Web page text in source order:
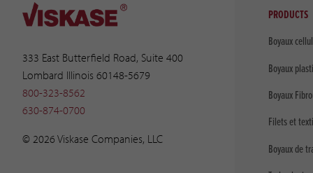
333 East Butterfield Road, Suite 400
Lombard Illinois 60148-5679
800-323-8562
630-874-0700
© 2026 Viskase Companies, LLC
PRODUCTS
Boyaux
Boyaux
Boyaux
Filets et
Boyaux de